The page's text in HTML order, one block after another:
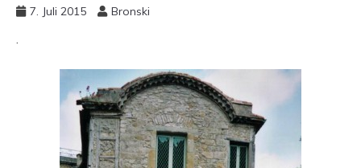
7. Juli 2015 Bronski
.